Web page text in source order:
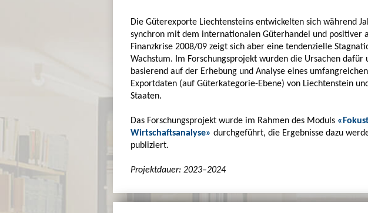
Die Güterexporte Liechtensteins entwickelten sich während
synchron mit dem internationalen Güterhandel und positiver
Finanzkrise 2008/09 zeigt sich aber eine tendenzielle
Wachstum. Im Forschungsprojekt wurden die Ursachen
basierend auf der Erhebung und Analyse eines
Exportdaten (auf Güterkategorie-Ebene) von Liechtenstein
Staaten.
Das Forschungsprojekt wurde im Rahmen des Moduls
Wirtschaftsanalyse» durchgeführt, die Ergebnisse dazu
publiziert.
Projektdauer: 2023–2024